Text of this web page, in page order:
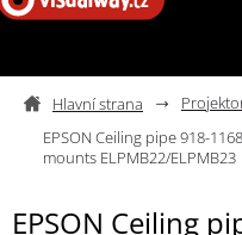
Přejít na obsah
EPSON Ceiling pipe 918-
mounts ELPMB22/ELPMB23
EPSON Ceiling